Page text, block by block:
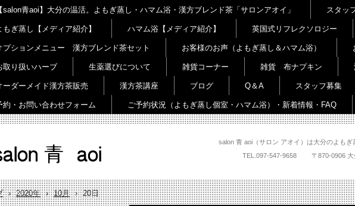
salon 青 aoi（サロン アオイ）は大分のよも
TEL. 097-547-9658 〒870-
【salon青aoi】大分の温活。よもぎ蒸し・ハマム浴・漢方ブレンド茶「サロンアオイ」 スタッ
もぎ蒸し【メディア紹介】 ハマム浴【メディア紹介】 英国式リフレクソロジー
プションメニュー 漢方ブレンド茶セット お客様のお声（よもぎ蒸し＆ハマム浴）
取り扱いハーブ 生薬選びについて 雑貨コーナー 雑貨 布ナプキン
ーダーメイド漢方茶販売 漢方茶講座 ブログ Q＆A スタッフ募集
約・お問い合わせフォーム ご予約状況（よもぎ蒸し個室・ハマム浴）・新着情報・FAQ
› 2020年 › 10月 › 20日